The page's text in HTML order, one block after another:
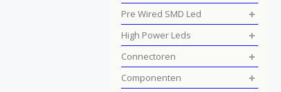
Pre Wired SMD Led
High Power Leds
Connectoren
Componenten